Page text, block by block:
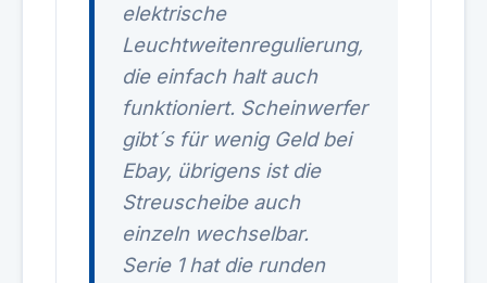
elektrische
Leuchtweitenregulierung,
die einfach halt auch
funktioniert. Scheinwerfer
gibt´s für wenig Geld bei
Ebay, übrigens ist die
Streuscheibe auch
einzeln wechselbar.
Serie 1 hat die runden